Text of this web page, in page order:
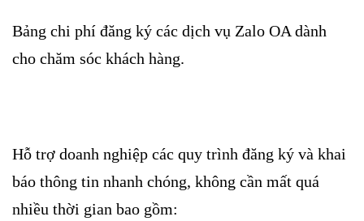
Bảng chi phí đăng ký các dịch vụ Zalo OA dành
cho chăm sóc khách hàng.
Hỗ trợ doanh nghiệp các quy trình đăng ký và khai
báo thông tin nhanh chóng, không cần mất quá
nhiều thời gian bao gồm: